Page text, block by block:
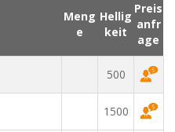
Meng
e
Hellig
keit
Preis
anfr
age
500
1500